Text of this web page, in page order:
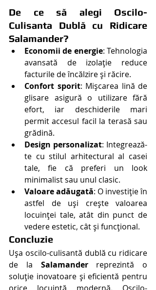
De ce să alegi Oscilo-
Culisanta Dublă cu Ridicare
Salamander?
Economii de energie: Tehnologia
avansată de izolație reduce
facturile de încălzire și răcire.
Confort sporit: Mișcarea lină de
glisare asigură o utilizare fără
efort, iar deschiderile mari
permit accesul facil la terasă sau
grădină.
Design personalizat: Integrează-
te cu stilul arhitectural al casei
tale, fie că preferi un look
minimalist sau unul clasic.
Valoare adăugată: O investiție în
astfel de uși crește valoarea
locuinței tale, atât din punct de
vedere estetic, cât și funcțional.
Concluzie
Ușa oscilo-culisantă dublă cu ridicare
de la Salamander reprezintă o
soluție inovatoare și eficientă pentru